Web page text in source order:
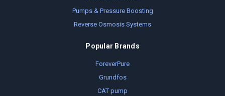
Pumps & Pressure Boosting
Reverse Osmosis Systems
Popular Brands
ForeverPure
Grundfos
CAT pump